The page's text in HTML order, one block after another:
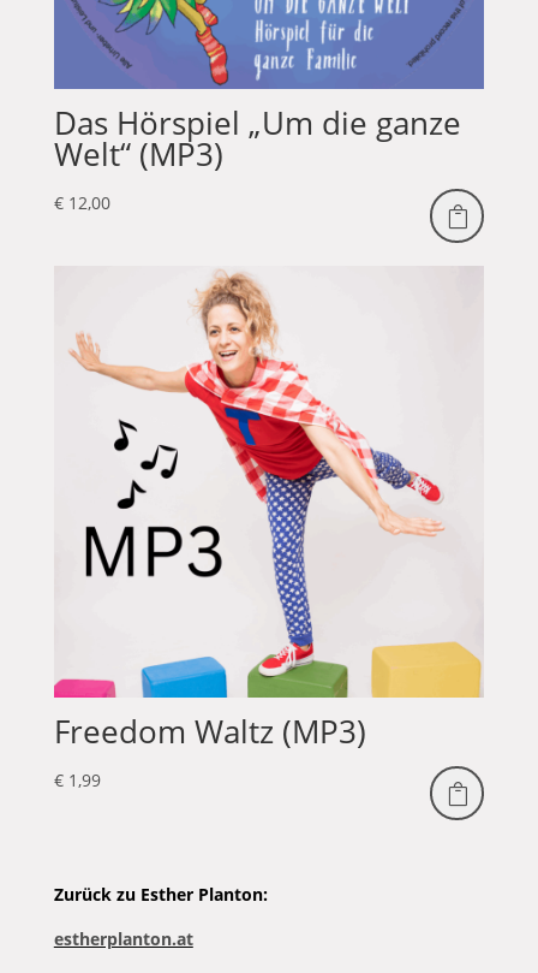
Das Hörspiel „Um die ganze
Welt“ (MP3)
€12,00

Freedom Waltz (MP3)
€1,99

Zurück zu Esther Planton:
estherplanton.at